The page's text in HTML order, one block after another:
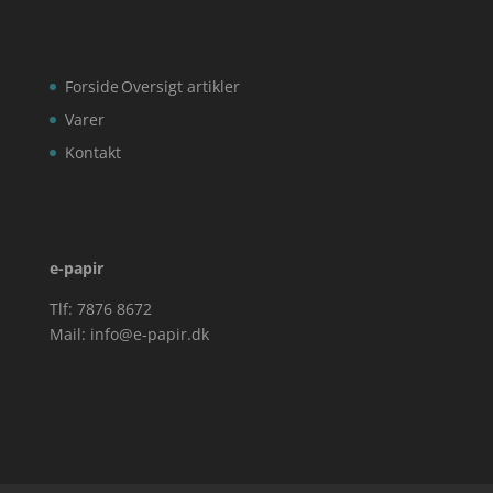
Forside
Varer
Kontakt
Oversigt artikler
e-papir
Tlf: 7876 8672
Mail: info@e-papir.dk